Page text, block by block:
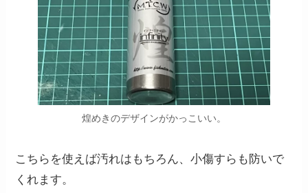
煌めきのデザインがかっこいい。
こちらを使えば汚れはもちろん、小傷すらも防いで
くれます。